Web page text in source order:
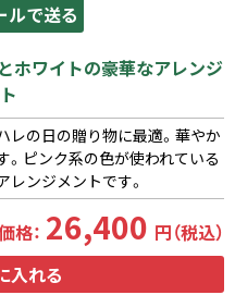
ルで送る
とホワイトの豪華なアレンジ
レの日の贈り物に最適。華やか
。ピンク系の色が使われている
レンジメントです。
格： 26,400 円（税込）
入れる